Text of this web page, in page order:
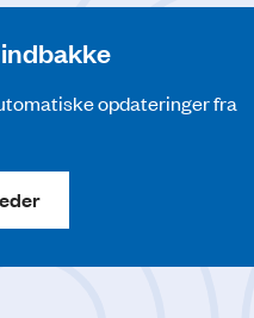
opdateringer fra